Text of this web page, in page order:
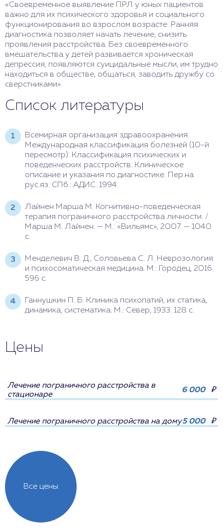
«Своевременное выявление ПРЛ у юных пациентов
важно для их психического здоровья и социального
функционирования во взрослом возрасте. Ранняя
диагностика позволяет начать лечение, снизить
проявления расстройства. Без своевременного
вмешательства у детей развивается хроническая
депрессия, появляются суицидальные мысли, им трудно
находиться в обществе, общаться, заводить дружбу со
сверстниками».
Список литературы
Всемирная организация здравоохранения.
Международная классификация болезней (10-й
пересмотр): Классификация психических и
поведенческих расстройств: Клиническое
описание и указания по диагностике. Пер.на
рус.яз. СПб.: АДИС. 1994.
Лайнен Марша М. Когнитивно-поведенческая
терапия пограничного расстройства личности. /
Марша М. Лайнен. — М.: «Вильямс», 2007. — 1040
с.
Менделевич В. Д., Соловьева С. Л. Неврозология
и психосоматическая медицина. М.: Городец, 2016.
596 с.
Ганнушкин П. Б. Клиника психопатий, их статика,
динамика, систематика. М.: Север, 1933. 128 с.
Цены
Все цены
Лечение пограничного расстройства в
стационаре
6 000 ₽
Лечение пограничного расстройства на дому5 000 ₽